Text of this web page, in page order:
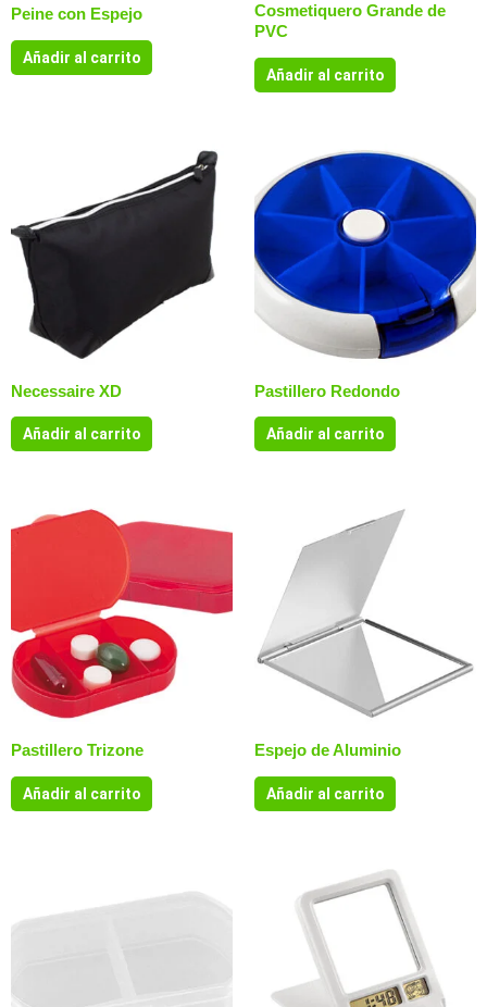
Peine con Espejo
Añadir al carrito
Cosmetiquero Grande de
PVC
Añadir al carrito
Necessaire XD
Añadir al carrito
Pastillero Redondo
Añadir al carrito
Pastillero Trizone
Añadir al carrito
Espejo de Aluminio
Añadir al carrito